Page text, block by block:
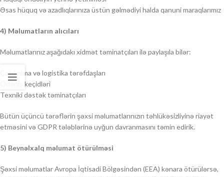
Əsas hüquq və azadlıqlarınıza üstün gəlmədiyi halda qanuni maraqlarımız
4) Məlumatların alıcıları
Məlumatlarınız aşağıdakı xidmət təminatçıları ilə paylaşıla bilər:
Çatdırılma və logistika tərəfdaşları
Ödəniş keçidləri
Texniki dəstək təminatçıları
Bütün üçüncü tərəflərin şəxsi məlumatlarınızın təhlükəsizliyinə riayət
etməsini və GDPR tələblərinə uyğun davranmasını təmin edirik.
5) Beynəlxalq məlumat ötürülməsi
Şəxsi məlumatlar Avropa İqtisadi Bölgəsindən (EEA) kənara ötürülərsə,